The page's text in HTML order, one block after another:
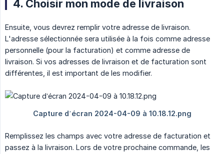
4. Choisir mon mode de livraison
Ensuite, vous devrez remplir votre adresse de livraison.
L'adresse sélectionnée sera utilisée à la fois comme adresse
personnelle (pour la facturation) et comme adresse de
livraison. Si vos adresses de livraison et de facturation sont
différentes, il est important de les modifier.
Remplissez les champs avec votre adresse de facturation et
passez à la livraison. Lors de votre prochaine commande, les